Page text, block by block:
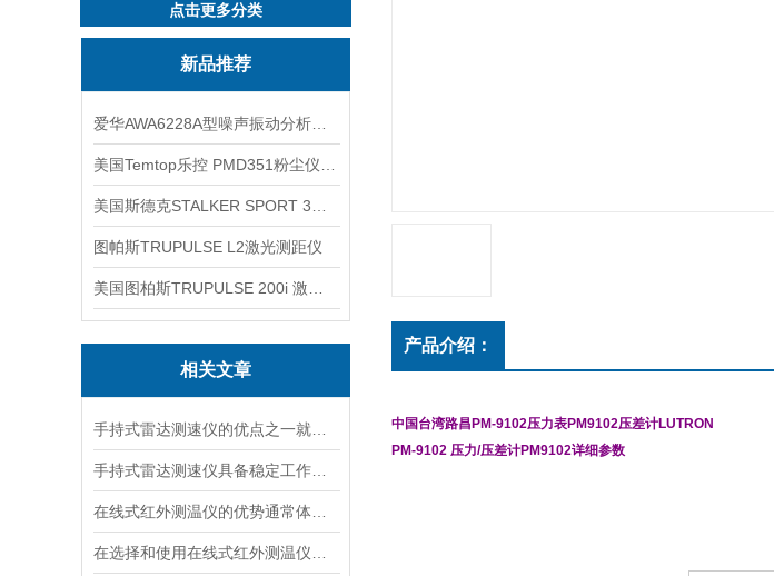
点击更多分类
新品推荐
图帕斯TRUPULSE L2激光测距仪
相关文章
产品介绍：
中国台湾路昌PM-9102压力表PM9102压差计LUTRON
PM-9102 压力/压差计PM9102详细参数